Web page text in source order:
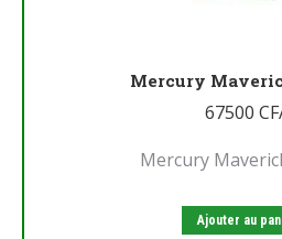
Mercury
67500
Mercury
Ajouter au